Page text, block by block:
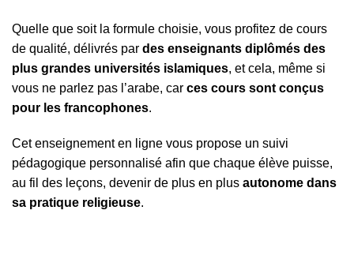
Quelle que soit la formule choisie, vous profitez de cours
de qualité, délivrés par des enseignants diplômés des
plus grandes universités islamiques, et cela, même si
vous ne parlez pas l’arabe, car ces cours sont conçus
pour les francophones.
Cet enseignement en ligne vous propose un suivi
pédagogique personnalisé afin que chaque élève puisse,
au fil des leçons, devenir de plus en plus autonome dans
sa pratique religieuse.